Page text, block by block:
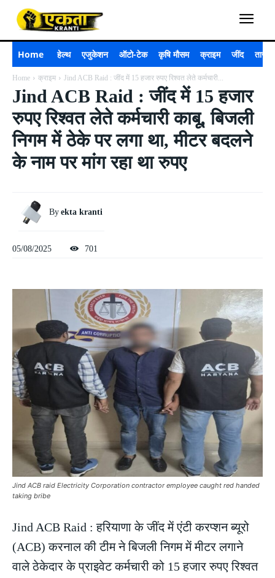
Home हेल्थ एजुकेशन ऑटो-टेक कृषि मौसम क्राइम जींद ताजा
Home क्राइम Jind ACB Raid : जींद में 15 हजार रुपए रिश्वत लेते कर्मचारी...
Jind ACB Raid : जींद में 15 हजार
रुपए रिश्वत लेते कर्मचारी काबू, बिजली
निगम में ठेके पर लगा था, मीटर बदलने
के नाम पर मांग रहा था रुपए
By ekta kranti
05/08/2025 701
Jind ACB raid Electricity Corporation contractor employee caught red handed
taking bribe
Jind ACB Raid : हरियाणा के जींद में एंटी करप्शन ब्यूरो
(ACB) करनाल की टीम ने बिजली निगम में मीटर लगाने
वाले ठेकेदार के प्राइवेट कर्मचारी को 15 हजार रुपए रिश्वत